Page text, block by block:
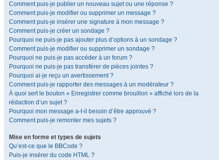
Comment puis-je publier un nouveau sujet ou une réponse ?
Comment puis-je modifier ou supprimer un message ?
Comment puis-je insérer une signature à mon message ?
Comment puis-je créer un sondage ?
Pourquoi ne puis-je pas ajouter plus d’options à un sondage ?
Comment puis-je modifier ou supprimer un sondage ?
Pourquoi ne puis-je pas accéder à un forum ?
Pourquoi ne puis-je pas transférer de pièces jointes ?
Pourquoi ai-je reçu un avertissement ?
Comment puis-je rapporter des messages à un modérateur ?
À quoi sert le bouton « Enregistrer comme brouillon » affiché lors de la
rédaction d’un sujet ?
Pourquoi mon message a-t-il besoin d’être approuvé ?
Comment puis-je remonter mes sujets ?
Mise en forme et types de sujets
Qu’est-ce que le BBCode ?
Puis-je insérer du code HTML ?